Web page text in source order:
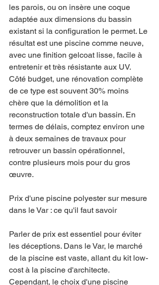
les parois, ou on insère une coque
adaptée aux dimensions du bassin
existant si la configuration le permet. Le
résultat est une piscine comme neuve,
avec une finition gelcoat lisse, facile à
entretenir et très résistante aux UV.
Côté budget, une rénovation complète
de ce type est souvent 30% moins
chère que la démolition et la
reconstruction totale d'un bassin. En
termes de délais, comptez environ une
à deux semaines de travaux pour
retrouver un bassin opérationnel,
contre plusieurs mois pour du gros
œuvre.
Prix d'une piscine polyester sur mesure
dans le Var : ce qu'il faut savoir
Parler de prix est essentiel pour éviter
les déceptions. Dans le Var, le marché
de la piscine est vaste, allant du kit low-
cost à la piscine d'architecte.
Cependant, le choix d'une piscine